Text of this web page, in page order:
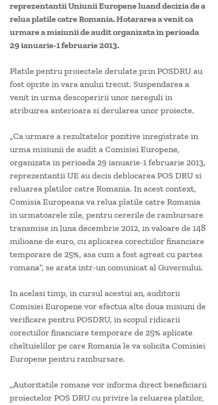
reprezentantii Uniunii Europene luand decizia de a
relua platile catre Romania. Hotararea a venit ca
urmare a misiunii de audit organizata in perioada
29 ianuarie-1 februarie 2013.
Platile pentru proiectele derulate prin POSDRU au
fost oprite in vara anului trecut. Suspendarea a
venit in urma descoperirii unor nereguli in
atribuirea anterioara si derularea unor proiecte.
„Ca urmare a rezultatelor pozitive inregistrate in
urma misiunii de audit a Comisiei Europene,
organizata in perioada 29 ianuarie-1 februarie 2013,
reprezentantii UE au decis deblocarea POS DRU si
reluarea platilor catre Romania. In acest context,
Comisia Europeana va relua platile catre Romania
in urmatoarele zile, pentru cererile de rambursare
transmise in luna decembrie 2012, in valoare de 148
milioane de euro, cu aplicarea corectiilor financiare
temporare de 25%, asa cum a fost agreat cu partea
romana”, se arata intr-un comunicat al Guvernului.
In acelasi timp, in cursul acestui an, auditorii
Comisiei Europene vor efectua alte doua misiuni de
verificare pentru POSDRU, in scopul ridicarii
corectiilor financiare temporare de 25% aplicate
cheltuielilor pe care Romania le va solicita Comisiei
Europene pentru rambursare.
„Autoritatile romane vor informa direct beneficiarii
proiectelor POS DRU cu privire la reluarea platilor,